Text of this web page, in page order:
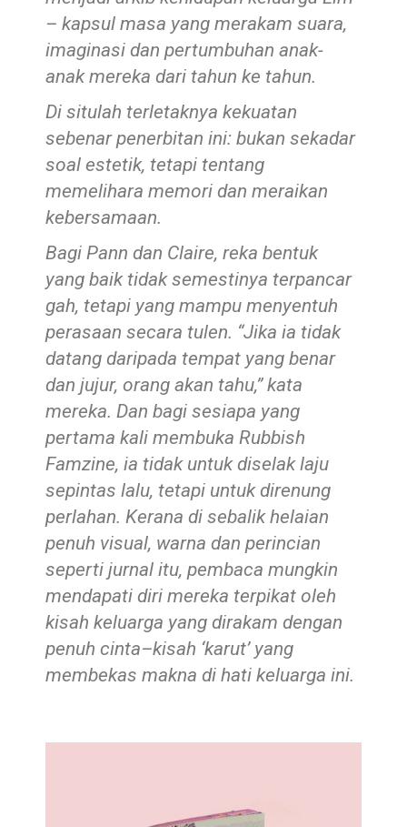
– kapsul masa yang merakam suara,
imaginasi dan pertumbuhan anak-
anak mereka dari tahun ke tahun.
Di situlah terletaknya kekuatan
sebenar penerbitan ini: bukan sekadar
soal estetik, tetapi tentang
memelihara memori dan meraikan
kebersamaan.
Bagi Pann dan Claire, reka bentuk
yang baik tidak semestinya terpancar
gah, tetapi yang mampu menyentuh
perasaan secara tulen. “Jika ia tidak
datang daripada tempat yang benar
dan jujur, orang akan tahu,” kata
mereka. Dan bagi sesiapa yang
pertama kali membuka Rubbish
Famzine, ia tidak untuk diselak laju
sepintas lalu, tetapi untuk direnung
perlahan. Kerana di sebalik helaian
penuh visual, warna dan perincian
seperti jurnal itu, pembaca mungkin
mendapati diri mereka terpikat oleh
kisah keluarga yang dirakam dengan
penuh cinta–kisah ‘karut’ yang
membekas makna di hati keluarga ini.